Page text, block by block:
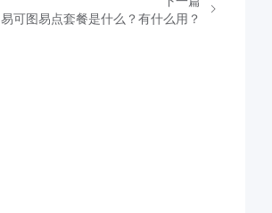
易可图易点套餐是什么？有什么用？